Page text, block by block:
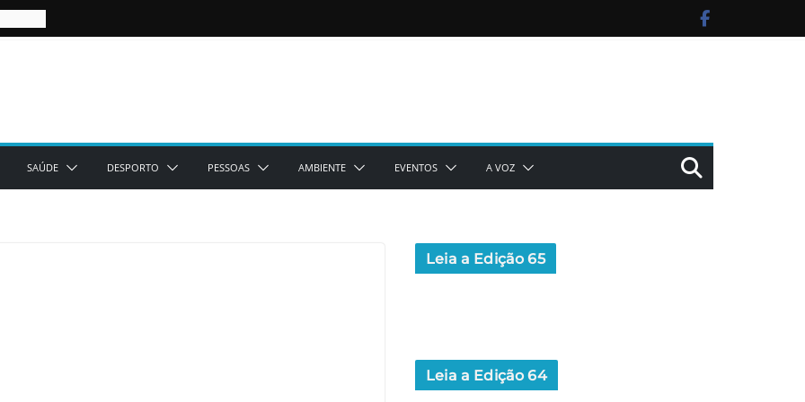
SAÚDE DESPORTO PESSOAS AMBIENTE EVENTOS A VOZ
Leia a Edição 65
Leia a Edição 64